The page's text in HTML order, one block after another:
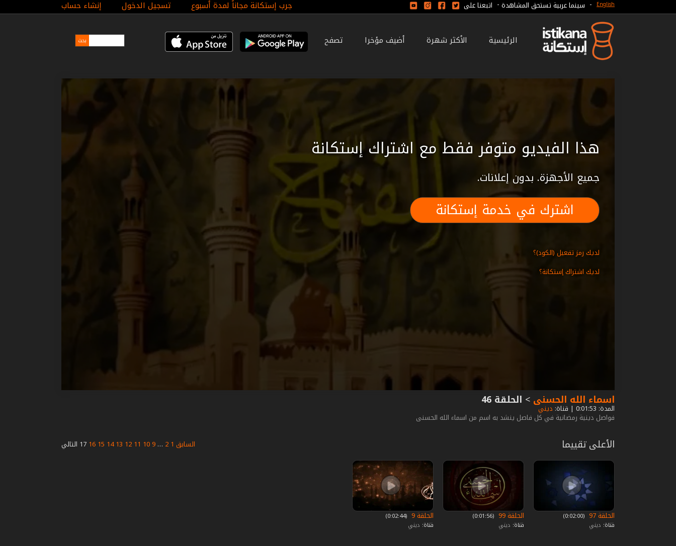
جرب إستكانة مجاناً لمدة أسبوع تسجيل الدخول إنشاء حساب English
- سينما عربية تستحق المشاهدة - اتبعنا على
الرئيسية الأكثر شهرة أضيف مؤخرا تصفح
هذا الفيديو متوفر فقط مع اشتراك إستكانة
جميع الأجهزة. بدون إعلانات.
اشترك في خدمة إستكانة
لديك رمز تفعيل (الكود)؟
لديك اشتراك إستكانة؟
اسماء الله الحسنى > الحلقة 46
المدة: 0:01:53 | قناة: ديني
فواصل دينية رمضانية في كل فاصل ينشد به اسم من اسماء الله الحسنى
السابق 1
2
…
9
10
11
12
13
14
15
16
17 التالي الأعلى تقييما
الحلقة 97
‏ (0:02:00)
قناة: ديني
الحلقة 99
‏ (0:01:56)
قناة: ديني
الحلقة 9
‏ (0:02:44)
قناة: ديني